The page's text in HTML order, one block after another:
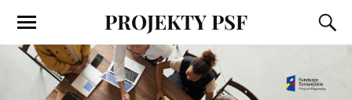
PROJEKTY PSF